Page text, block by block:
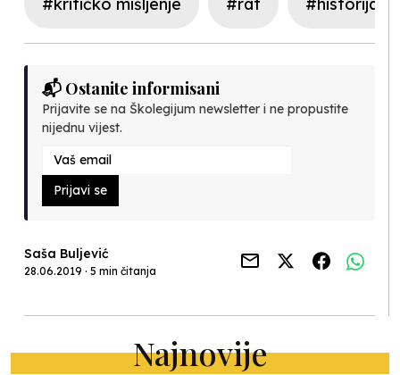
📬 Ostanite informisani
Prijavite se na Školegijum newsletter i ne propustite
nijednu vijest.
Prijavi se
Saša Buljević
28.06.2019 · 5 min čitanja
Najnovije